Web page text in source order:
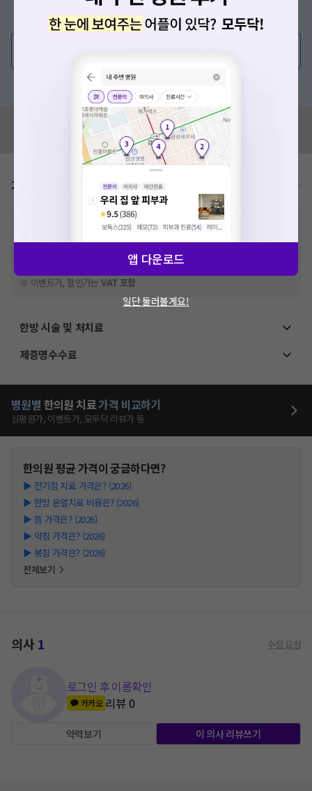
증상/치료, 궁금한 점이 있나요?
의사가 직접 답해드려요!
혹은, 의료상담 서비스에 다양한 게시글 보러가기
혹시 잘못된 병원정보가 있나요?
모두닥 팀에 알려주세요!
가격표
비급여 항목의 경우,추가비용 등으로 실제 가격과 상이할 수 있으니, 정확
한 가격은 해당 의료기관에 직접 문의해주세요.
※급여 항목의 경우,건강보험심사평가원에 고지되어 있는 급여 진료 기준 가
격입니다. (진료와 연관된 복합적인 비용이 추가되어, 병원마다 금액이 다르게
산정될 수 있는 점 참고 바랍니다.)
※ 이벤트가, 할인가는VAT 포함
한방 시술 및 처치료
제증명수수료
병원별 한의원 치료가격 비교하기
심평원가, 이벤트가, 모두닥 리뷰가 등
한의원평균 가격이 궁금하다면?
▶ 전기침 치료 가격은? (2026)
▶ 한방 온열치료 비용은? (2026)
▶ 뜸 가격은? (2026)
▶ 약침 가격은? (2026)
▶ 봉침 가격은? (2026)
전체보기
의사1 수정 요청
로그인 후 이름확인
카카오 리뷰0
약력보기 이 의사 리뷰쓰기
앱 다운로드
일단 둘러볼게요!